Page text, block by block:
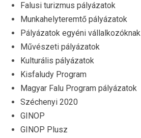
Falusi turizmus pályázatok
Munkahelyteremtő pályázatok
Pályázatok egyéni vállalkozóknak
Művészeti pályázatok
Kulturális pályázatok
Kisfaludy Program
Magyar Falu Program pályázatok
Széchenyi 2020
GINOP
GINOP Plusz